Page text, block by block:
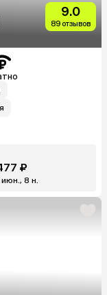
9.0
89 отзывов
₽
8 н.